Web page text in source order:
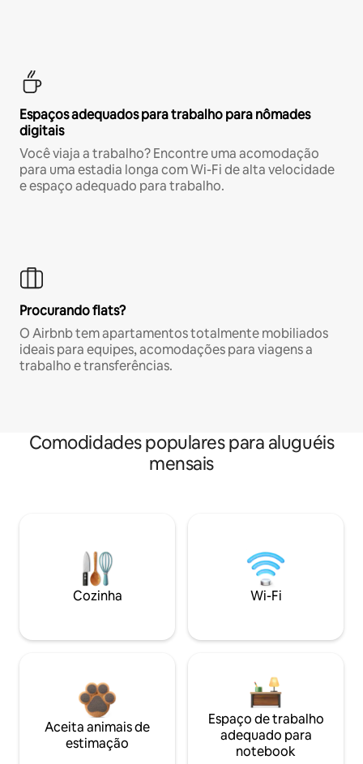
Espaços adequados para trabalho para nômades
digitais
Você viaja a trabalho? Encontre uma acomodação
para uma estadia longa com Wi-Fi de alta velocidade
e espaço adequado para trabalho.
Procurando flats?
O Airbnb tem apartamentos totalmente mobiliados
ideais para equipes, acomodações para viagens a
trabalho e transferências.
Comodidades populares para aluguéis
mensais
Cozinha Wi-Fi
Aceita animais de
estimação
Espaço de trabalho
adequado para
notebook